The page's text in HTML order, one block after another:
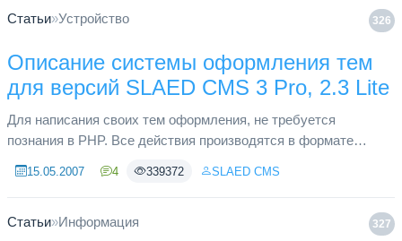
326
Статьи»Устройство
Описание системы оформления тем
для версий SLAED CMS 3 Pro, 2.3 Lite
Для написания своих тем оформления, не требуется
познания в PHP. Все действия производятся в формате
системы Default. Для соз...
15.05.2007 4 339372 SLAED CMS
327
Статьи»Информация